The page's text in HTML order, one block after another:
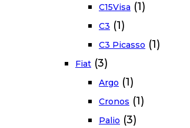
C15Visa (1)
C3 (1)
C3 Picasso (1)
Fiat (3)
Argo (1)
Cronos (1)
Palio (3)